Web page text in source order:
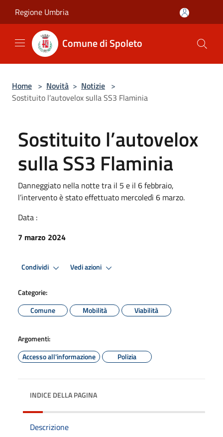
Regione Umbria
Comune di Spoleto
Home > Novità > Notizie >
Sostituito l’autovelox sulla SS3 Flaminia
Sostituito l’autovelox
sulla SS3 Flaminia
Danneggiato nella notte tra il 5 e il 6 febbraio,
l’intervento è stato effettuato mercoledì 6 marzo.
Data :
7 marzo 2024
Condividi Vedi azioni
Categorie:
Comune
Mobilità Viabilità
Argomenti:
Accesso all'informazione
Polizia
INDICE DELLA PAGINA
Descrizione